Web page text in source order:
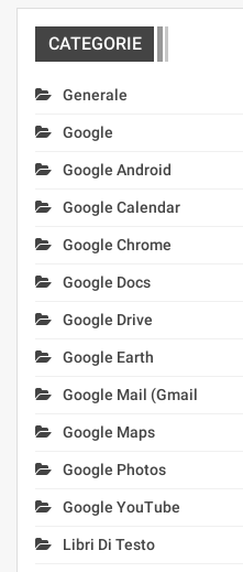
CATEGORIE
Generale
Google
Google Android
Google Calendar
Google Chrome
Google Docs
Google Drive
Google Earth
Google Mail (Gmail
Google Maps
Google Photos
Google YouTube
Libri Di Testo